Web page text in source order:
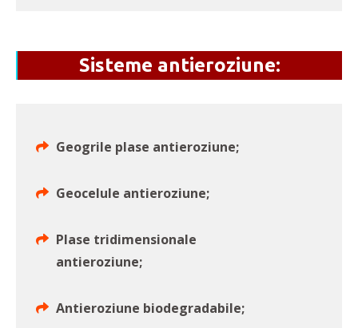
Sisteme antieroziune:
Geogrile plase antieroziune;
Geocelule antieroziune;
Plase tridimensionale
antieroziune;
Antieroziune biodegradabile;